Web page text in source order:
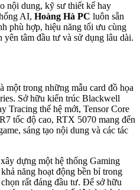
nội dung, kỹ sư thiết kế hay
AI, Hoàng Hà PC luôn sẵn
phù hợp, hiệu năng tối ưu cùng
tâm đầu tư và sử dụng lâu dài.
một trong những mẫu card đồ họa
Sở hữu kiến trúc Blackwell
Tracing thế hệ mới, Tensor Core
tốc độ cao, RTX 5070 mang đến
sáng tạo nội dung và các tác
dựng một hệ thống Gaming
năng hoạt động bền bỉ trong
rất đáng đầu tư. Để sở hữu